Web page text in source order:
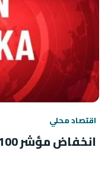
اقتصاد محلي
انخفاض مؤشر BIST 100 في بورصة إسطنبول